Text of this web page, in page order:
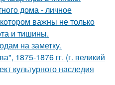
дома - личное
важны не только
и тишины.
на заметку.
1875-1876 гг. (г. великий
культурного наследия